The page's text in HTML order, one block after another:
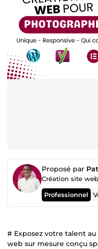
Proposé par
Création site
Professionnel
# Exposez votre talent
web sur mesure conçu